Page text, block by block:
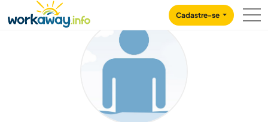
CONTENT
MAIN NAVIGATION
Cadastre-se